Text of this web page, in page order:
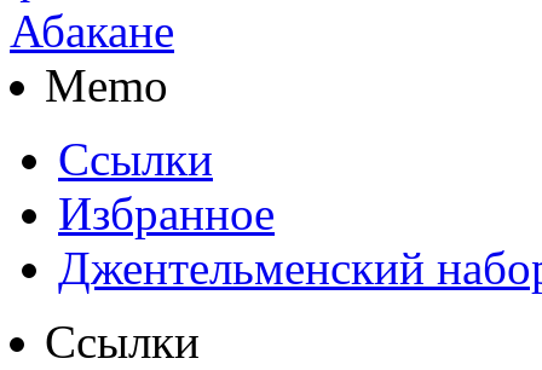
Memo
Ссылки
Избранное
Джентельменский
Ссылки